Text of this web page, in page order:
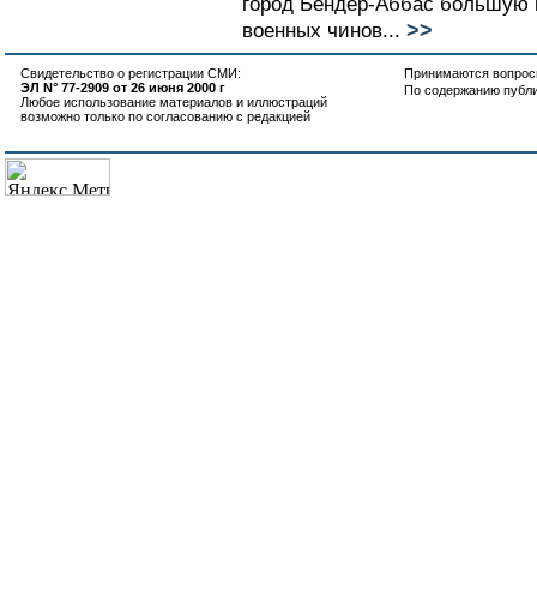
военных чинов... >>
Свидетельство о регистрации СМИ:
ЭЛ N° 77-2909 от 26 июня 2000 г
Любое использование материалов и иллюстраций
возможно только по согласованию с редакцией
Принимаются
По содержанию